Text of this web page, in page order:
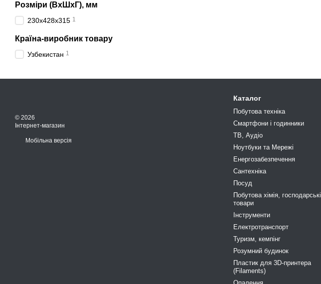
Розміри (ВхШхГ), мм
230х428х315 1
Країна-виробник товару
Узбекистан 1
© 2026
Інтернет-магазин
Мобільна версія
Каталог
Побутова техніка
Смартфони і годинники
ТВ, Аудіо
Ноутбуки та Мережі
Енергозабезпечення
Сантехніка
Посуд
Побутова хімія, господарськi
товари
Інструменти
Електротранспорт
Туризм, кемпiнг
Розумний будинок
Пластик для 3D-принтера
(Filaments)